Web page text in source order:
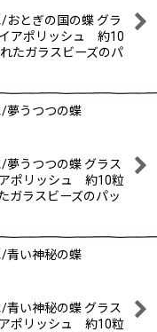
おとぎの国の蝶 グラ
アポリッシュ 約10
たガラスビーズのパ
/夢うつつの蝶
夢うつつの蝶 グラス
アポリッシュ 約10粒
ガラスビーズのパッ
/青い神秘の蝶
青い神秘の蝶 グラス
アポリッシュ 約10粒